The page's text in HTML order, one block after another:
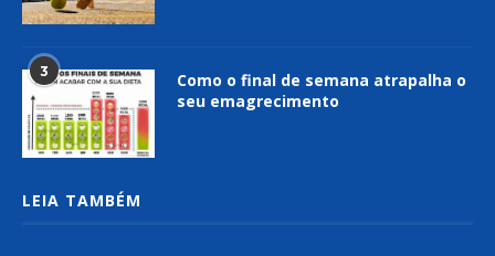
3
Como o final de semana atrapalha o
seu emagrecimento
LEIA TAMBÉM